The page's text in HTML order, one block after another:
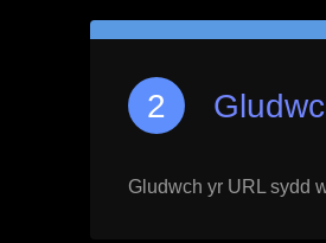
Gludwch yr URL sydd